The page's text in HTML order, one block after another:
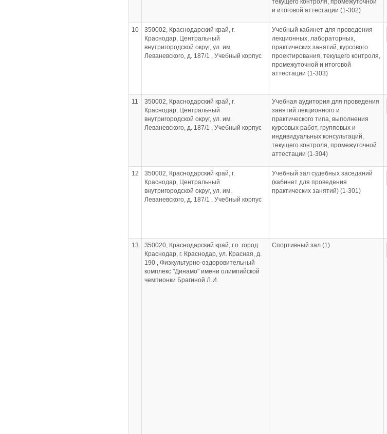
текущего контроля, промежуточной
и итоговой аттестации (1-302)
10
350002, Краснодарский край, г.
Краснодар, Центральный
внутригородской округ, ул. им.
Леваневского, д. 187/1 , Учебный корпус
Учебный кабинет для проведения
лекционных, лабораторных,
практических занятий, курсового
проектирования, текущего контроля,
промежуточной и итоговой
аттестации (1-303)
11
350002, Краснодарский край, г.
Краснодар, Центральный
внутригородской округ, ул. им.
Леваневского, д. 187/1 , Учебный корпус
Учебная аудитория для проведения
занятий лекционного и
практического типа, выполнения
курсовых работ, групповых и
индивидуальных консультаций,
текущего контроля, промежуточной
аттестации (1-304)
12
350002, Краснодарский край, г.
Краснодар, Центральный
внутригородской округ, ул. им.
Леваневского, д. 187/1 , Учебный корпус
Учебный зал судебных заседаний
(кабинет для проведения
практических занятий) (1-301)
13
350020, Краснодарский край, г.о. город
Краснодар, г. Краснодар, ул. Красная, д.
190 , Физкультурно-оздоровительный
комплекс "Динамо" имени олимпийской
чемпионки Брагиной Л.И.
Спортивный зал (1)